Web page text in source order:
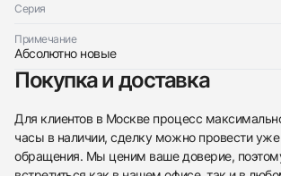
Серия
Примечание
Абсолютно новые
Покупка и доставка
Для клиентов в Москве процесс
часы в наличии, сделку можно провести уже
обращения. Мы ценим ваше доверие,